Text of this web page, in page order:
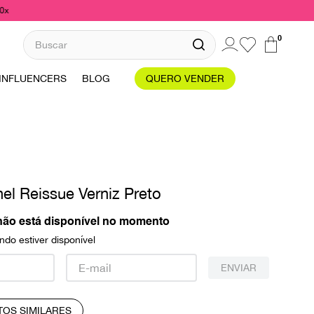
Buscar 0
INFLUENCERS BLOG QUERO VENDER
Reissue Verniz Preto
está disponível no momento
estiver disponível
ENVIAR
SIMILARES